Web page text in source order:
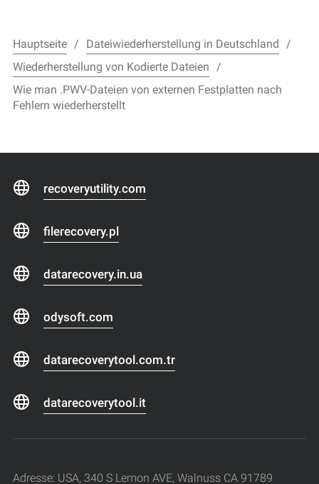
Hauptseite
Dateiwiederherstellung in Deutschland
Wiederherstellung von Kodierte Dateien
Wie man .PWV-Dateien von externen Festplatten nach
Fehlern wiederherstellt
recoveryutility.com
filerecovery.pl
datarecovery.in.ua
odysoft.com
datarecoverytool.com.tr
datarecoverytool.it
Adresse: USA, 340 S Lemon AVE, Walnuss CA 91789